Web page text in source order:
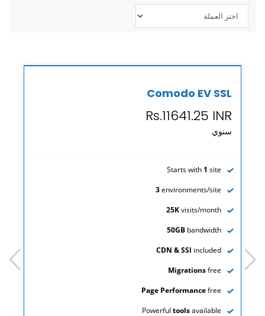
Comodo EV SSL
Rs.11641.25 INR
سنوي
Starts with 1 site
3environments/site
25Kvisits/month
50GB bandwidth
CDN & SSl included
Migrationsfree
Page Performancefree
Powerful toolsavailable
prev next